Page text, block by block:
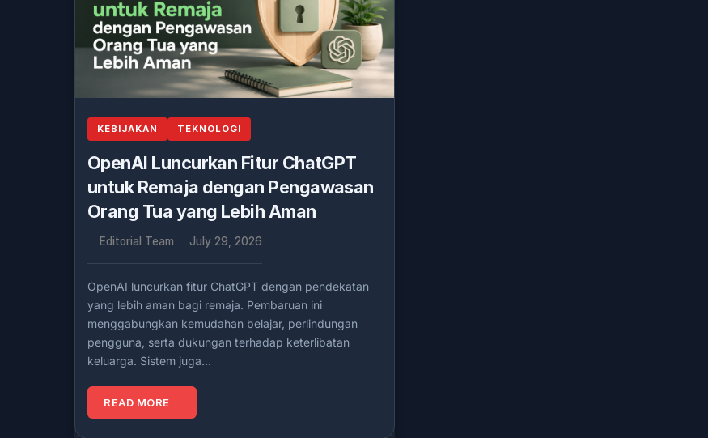
KEBIJAKAN TEKNOLOGI
OpenAI Luncurkan Fitur ChatGPT
untuk Remaja dengan Pengawasan
Orang Tua yang Lebih Aman
Editorial Team July 29, 2026
OpenAI luncurkan fitur ChatGPT dengan pendekatan
yang lebih aman bagi remaja. Pembaruan ini
menggabungkan kemudahan belajar, perlindungan
pengguna, serta dukungan terhadap keterlibatan
keluarga. Sistem juga…
READ MORE